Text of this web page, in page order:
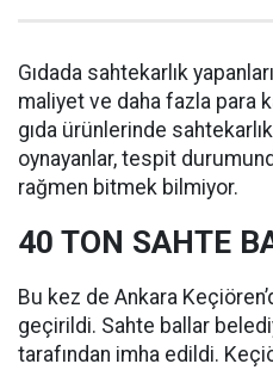
Gıdada sahtekarlık
maliyet ve daha fazla para
gıda ürünlerinde
oynayanlar, tespit
rağmen bitmek bilmiyor.
40 TON SAHTE
Bu kez de Ankara
geçirildi. Sahte ballar
tarafından imha edildi.